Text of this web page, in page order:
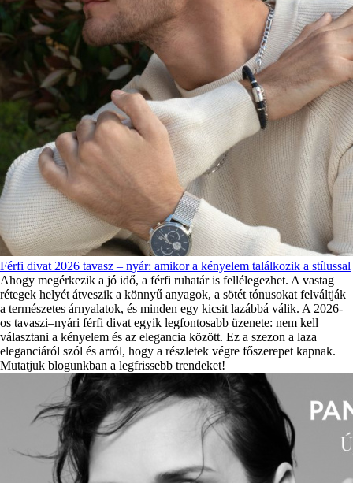
Férfi divat 2026 tavasz – nyár: amikor a kényelem találkozik a stílussal
Ahogy megérkezik a jó idő, a férfi ruhatár is fellélegezhet. A vastag
rétegek helyét átveszik a könnyű anyagok, a sötét tónusokat felváltják
a természetes árnyalatok, és minden egy kicsit lazábbá válik. A 2026-
os tavaszi–nyári férfi divat egyik legfontosabb üzenete: nem kell
választani a kényelem és az elegancia között. Ez a szezon a laza
eleganciáról szól és arról, hogy a részletek végre főszerepet kapnak.
Mutatjuk blogunkban a legfrissebb trendeket!